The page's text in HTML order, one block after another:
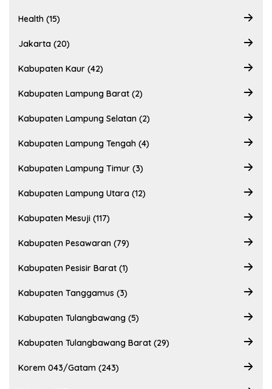
Health (15)
Jakarta (20)
Kabupaten Kaur (42)
Kabupaten Lampung Barat (2)
Kabupaten Lampung Selatan (2)
Kabupaten Lampung Tengah (4)
Kabupaten Lampung Timur (3)
Kabupaten Lampung Utara (12)
Kabupaten Mesuji (117)
Kabupaten Pesawaran (79)
Kabupaten Pesisir Barat (1)
Kabupaten Tanggamus (3)
Kabupaten Tulangbawang (5)
Kabupaten Tulangbawang Barat (29)
Korem 043/Gatam (243)